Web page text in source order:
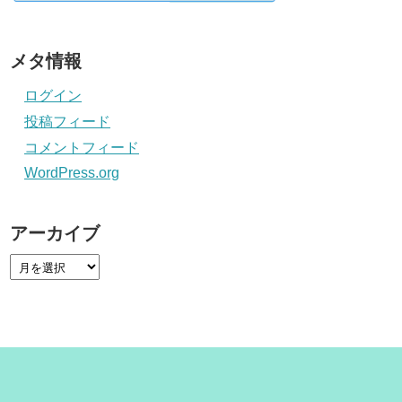
メタ情報
ログイン
投稿フィード
コメントフィード
WordPress.org
アーカイブ